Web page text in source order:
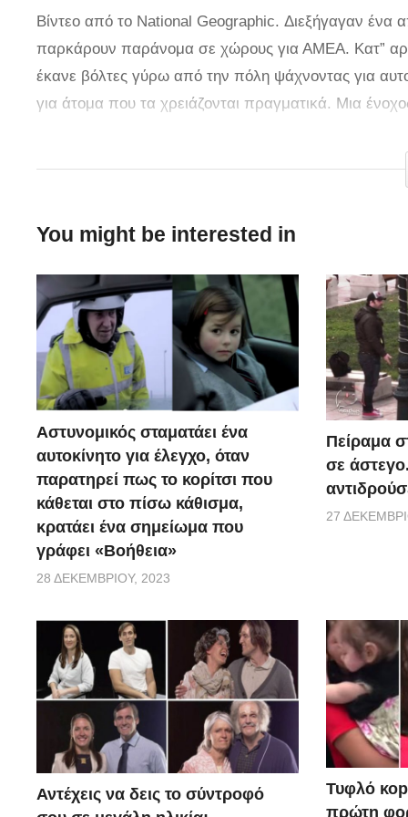
Βίντεο από το National Geographic. Διεξήγαγαν
παρκάρουν παράνομα σε χώρους για ΑΜΕΑ. Κατ”
έκανε βόλτες γύρω από την πόλη ψάχνοντας για
για άτομα που τα χρειάζονται πραγματικά. Μια
του άρχισαν να κατεβαίνουν από αυτό πολύ, πολύ
You might be interested in
Αστυνομικός σταματάει ένα
αυτοκίνητο για έλεγχο, όταν
παρατηρεί πως το κορίτσι που
κάθεται στο πίσω κάθισμα,
κρατάει ένα σημείωμα που
γράφει «Βοήθεια»
28 ΔΕΚΕΜΒΡΊΟΥ, 2023
Πείραμα
σε
27
Αντέχεις να δεις το σύντροφό
Τυφλό
πρώτη